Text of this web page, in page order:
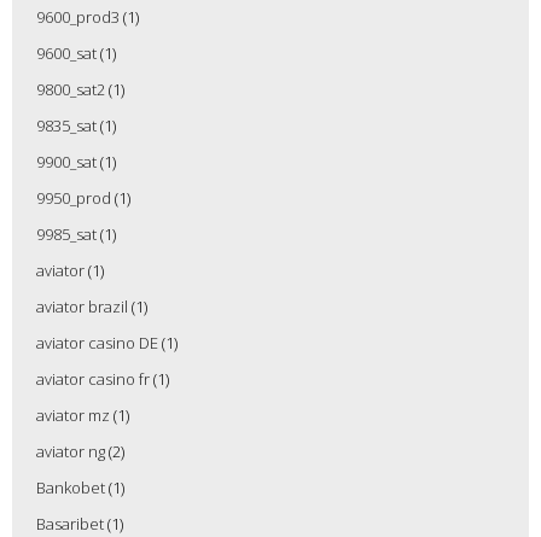
9600_prod3 (1)
9600_sat(1)
9800_sat2(1)
9835_sat(1)
9900_sat(1)
9950_prod (1)
9985_sat(1)
aviator(1)
aviator brazil (1)
aviator casino DE(1)
aviator casino fr(1)
aviator mz (1)
aviator ng(2)
Bankobet(1)
Basaribet(1)